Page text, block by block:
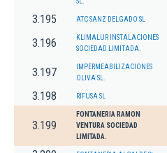
3.195 ATC SANZ DELGADO SL
3.196
KLIMALUR INSTALACIONES
SOCIEDAD LIMITADA.
3.197
IMPERMEABILIZACIONES
OLIVA SL.
3.198 RIFUSA SL
3.199
FONTANERIA RAMON
VENTURA SOCIEDAD
LIMITADA.